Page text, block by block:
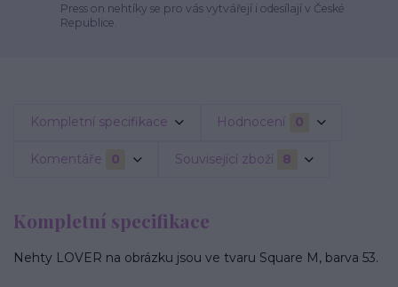
Press on nehtíky se pro vás vytvářejí i odesílají v České
Republice.
Kompletní specifikace Hodnocení 0
Komentáře 0 Související zboží 8
Kompletní specifikace
Nehty LOVER na obrázku jsou ve tvaru Square M, barva 53.